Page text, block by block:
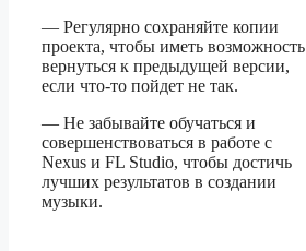
— Регулярно сохраняйте копии
проекта, чтобы иметь возможность
вернуться к предыдущей версии,
если что-то пойдет не так.
— Не забывайте обучаться и
совершенствоваться в работе с
Nexus и FL Studio, чтобы достичь
лучших результатов в создании
музыки.